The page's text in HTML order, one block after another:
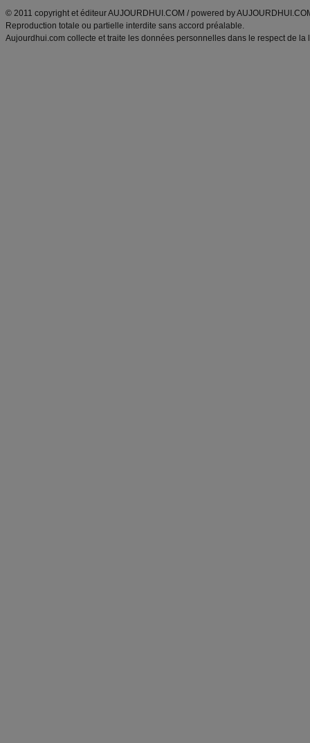
© 2011 copyright et éditeur AUJOURDHUI.COM / powered by
Reproduction totale ou partielle interdite sans accord préalable.
Aujourdhui.com collecte et traite les données personnelles dans le respect de